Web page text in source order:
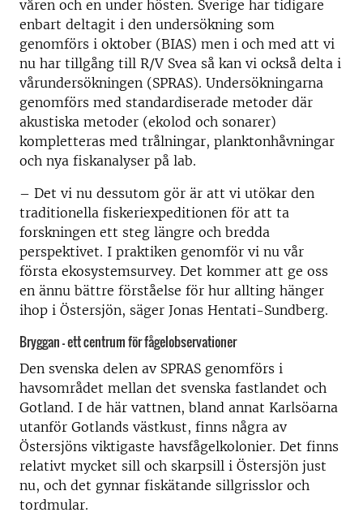
våren och en under hösten. Sverige har tidigare
enbart deltagit i den undersökning som
genomförs i oktober (BIAS) men i och med att vi
nu har tillgång till R/V Svea så kan vi också delta i
vårundersökningen (SPRAS). Undersökningarna
genomförs med standardiserade metoder där
akustiska metoder (ekolod och sonarer)
kompletteras med trålningar, planktonhåvningar
och nya fiskanalyser på lab.
– Det vi nu dessutom gör är att vi utökar den
traditionella fiskeriexpeditionen för att ta
forskningen ett steg längre och bredda
perspektivet. I praktiken genomför vi nu vår
första ekosystemsurvey. Det kommer att ge oss
en ännu bättre förståelse för hur allting hänger
ihop i Östersjön, säger Jonas Hentati-Sundberg.
Bryggan – ett centrum för fågelobservationer
Den svenska delen av SPRAS genomförs i
havsområdet mellan det svenska fastlandet och
Gotland. I de här vattnen, bland annat Karlsöarna
utanför Gotlands västkust, finns några av
Östersjöns viktigaste havsfågelkolonier. Det finns
relativt mycket sill och skarpsill i Östersjön just
nu, och det gynnar fiskätande sillgrisslor och
tordmular.